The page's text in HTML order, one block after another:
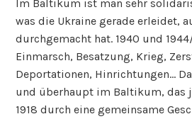
Im Baltikum ist man sehr
was die Ukraine gerade erleidet,
durchgemacht hat. 1940 und
Einmarsch, Besatzung, Krieg,
Deportationen, Hinrichtungen…
und überhaupt im Baltikum, das
1918 durch eine gemeinsame